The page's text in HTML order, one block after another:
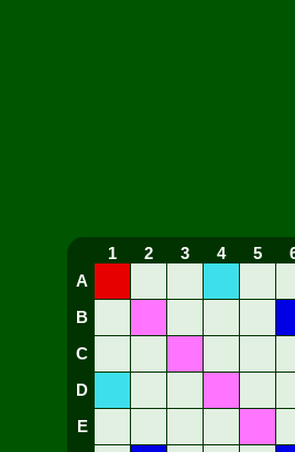
1 2 3 4 5
A
B
C
D
E